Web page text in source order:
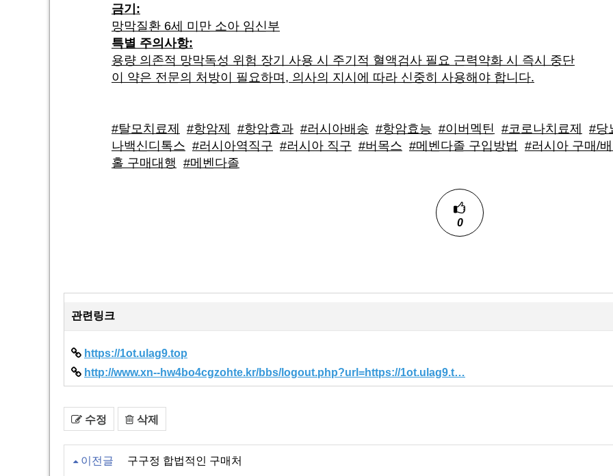
금기:
망막질환 6세 미만 소아 임신부
특별 주의사항:
용량 의존적 망막독성 위험 장기 사용 시 주기적 혈액검사 필요 근력약화 시 즉시 중단
이 약은 전문의 처방이 필요하며, 의사의 지시에 따라 신중히 사용해야 합니다.
#탈모치료제 #항암제 #항암효과 #러시아배송 #항암효능 #이버멕틴 #코로나치료제
#당
나백신디톡스 #러시아역직구 #러시아 직구 #버목스 #메벤다졸 구입방법
#러시아 구매/
홀 구매대행 #메벤다졸
0
관련링크
https://1ot.ulag9.top
http://www.xn--hw4bo4cgzohte.kr/bbs/logout.php?url=https://1ot.ulag9.t…
수정 삭제
이전글 구구정 합법적인 구매처